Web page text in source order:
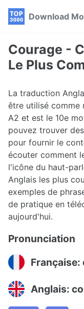
Skip
navigation
Skip
Skip
Download
Courage -
Le Plus
La traduction
être utilisé comme
A2 et est le 10e
pouvez trouver
pour fournir le
écouter comment
l'icône du haut-
Anglais les plus
exemples de
de pratique en
aujourd'hui.
Pronunciation
Française:
Anglais: